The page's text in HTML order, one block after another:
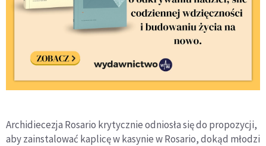
Archidiecezja Rosario krytycznie odniosła się do propozycji,
aby zainstalować kaplicę w kasynie w Rosario, dokąd młodzi